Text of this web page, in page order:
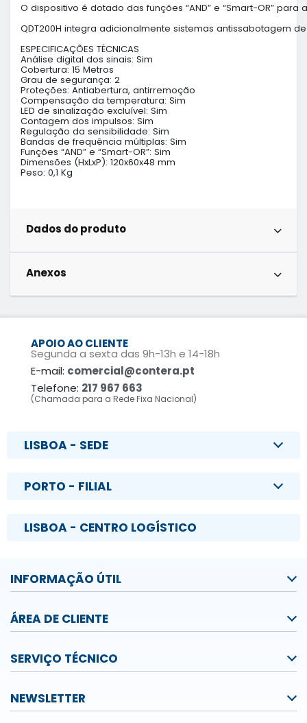
O dispositivo é dotado das funções “AND” e “Smart-OR”
QDT200H integra adicionalmente sistemas antissabotagem
ESPECIFICAÇÕES TÉCNICAS
Análise digital dos sinais: Sim
Cobertura: 15 Metros
Grau de segurança: 2
Proteções: Antiabertura, antirremoção
Compensação da temperatura: Sim
LED de sinalização excluível: Sim
Contagem dos impulsos: Sim
Regulação da sensibilidade: Sim
Bandas de frequência múltiplas: Sim
Funções “AND” e “Smart-OR”: Sim
Dimensões (HxLxP): 120x60x48 mm
Peso: 0,1 Kg
Dados do produto
Anexos
APOIO AO CLIENTE
Segunda a sexta das 9h-13h e 14-18h
E-mail: comercial@contera.pt
Telefone: 217 967 663
(Chamada para a Rede Fixa Nacional)
LISBOA - SEDE
PORTO - FILIAL
LISBOA - CENTRO LOGÍSTICO
INFORMAÇÃO ÚTIL
ÁREA DE CLIENTE
SERVIÇO TÉCNICO
NEWSLETTER